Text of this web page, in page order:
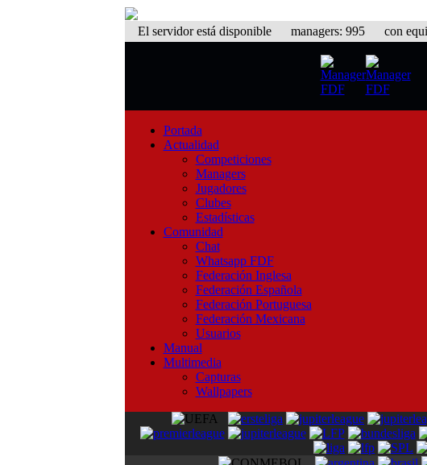
El servidor está disponiblemanagers: 995 con
Portada
Actualidad
Competiciones
Managers
Jugadores
Clubes
Estadísticas
Comunidad
Chat
Whatsapp FDF
Federación Inglesa
Federación Española
Federación Portuguesa
Federación Mexicana
Usuarios
Manual
Multimedia
Capturas
Wallpapers